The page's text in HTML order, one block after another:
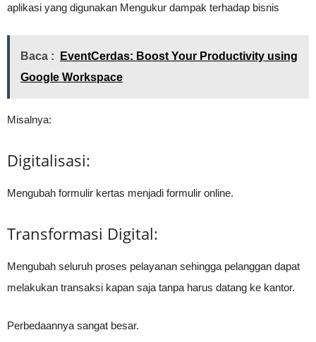
aplikasi yang digunakan Mengukur dampak terhadap bisnis
Baca :
EventCerdas: Boost Your Productivity using
Google Workspace
Misalnya:
Digitalisasi:
Mengubah formulir kertas menjadi formulir online.
Transformasi Digital:
Mengubah seluruh proses pelayanan sehingga pelanggan dapat
melakukan transaksi kapan saja tanpa harus datang ke kantor.
Perbedaannya sangat besar.